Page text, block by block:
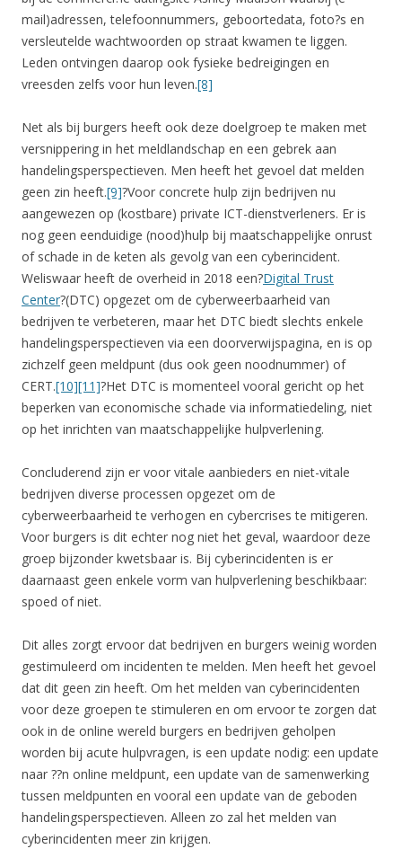
mail)adressen, telefoonnummers, geboortedata, foto?s en
versleutelde wachtwoorden op straat kwamen te liggen.
Leden ontvingen daarop ook fysieke bedreigingen en
vreesden zelfs voor hun leven.[8]
Net als bij burgers heeft ook deze doelgroep te maken met
versnippering in het meldlandschap en een gebrek aan
handelingsperspectieven. Men heeft het gevoel dat melden
geen zin heeft.[9]?Voor concrete hulp zijn bedrijven nu
aangewezen op (kostbare) private ICT-dienstverleners. Er is
nog geen eenduidige (nood)hulp bij maatschappelijke onrust
of schade in de keten als gevolg van een cyberincident.
Weliswaar heeft de overheid in 2018 een?Digital Trust
Center?(DTC) opgezet om de cyberweerbaarheid van
bedrijven te verbeteren, maar het DTC biedt slechts enkele
handelingsperspectieven via een doorverwijspagina, en is op
zichzelf geen meldpunt (dus ook geen noodnummer) of
CERT.[10][11]?Het DTC is momenteel vooral gericht op het
beperken van economische schade via informatiedeling, niet
op het inrichten van maatschappelijke hulpverlening.
Concluderend zijn er voor vitale aanbieders en niet-vitale
bedrijven diverse processen opgezet om de
cyberweerbaarheid te verhogen en cybercrises te mitigeren.
Voor burgers is dit echter nog niet het geval, waardoor deze
groep bijzonder kwetsbaar is. Bij cyberincidenten is er
daarnaast geen enkele vorm van hulpverlening beschikbaar:
spoed of niet.
Dit alles zorgt ervoor dat bedrijven en burgers weinig worden
gestimuleerd om incidenten te melden. Men heeft het gevoel
dat dit geen zin heeft. Om het melden van cyberincidenten
voor deze groepen te stimuleren en om ervoor te zorgen dat
ook in de online wereld burgers en bedrijven geholpen
worden bij acute hulpvragen, is een update nodig: een update
naar ??n online meldpunt, een update van de samenwerking
tussen meldpunten en vooral een update van de geboden
handelingsperspectieven. Alleen zo zal het melden van
cyberincidenten meer zin krijgen.